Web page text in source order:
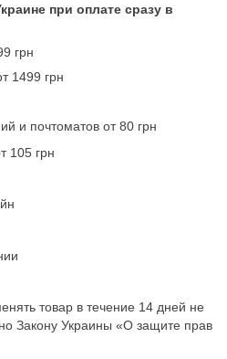
при оплате сразу в
грн
1499 грн
и почтоматов от 80 грн
105 грн
товар в течение 14 дней не
Закону Украины «О защите прав